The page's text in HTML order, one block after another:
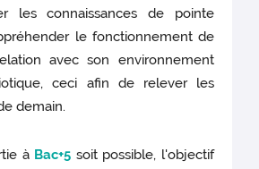
les connaissances de pointe
le fonctionnement de
avec son environnement
ceci afin de relever les
demain.
à Bac+5 soit possible, l'objectif